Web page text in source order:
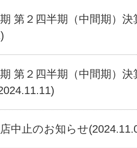
第２四半期（中間期）決
第２四半期（中間期）
中止のお知らせ